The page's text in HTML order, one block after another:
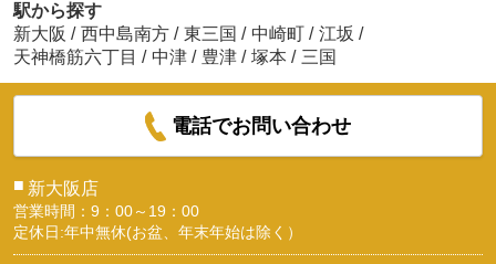
駅から探す
新大阪 / 西中島南方 / 東三国 / 中崎町 / 江坂 /
天神橋筋六丁目 / 中津 / 豊津 / 塚本 / 三国
電話でお問い合わせ
■ 新大阪店
営業時間：9：00～19：00
定休日:年中無休(お盆、年末年始は除く）